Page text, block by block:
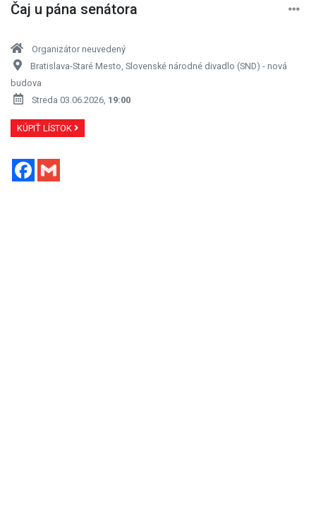
Čaj u pána senátora
Organizátor neuvedený
Bratislava-Staré Mesto, Slovenské národné divadlo (SND) - nová
budova
Streda 03.06.2026, 19:00
KÚPIŤ LÍSTOK
Facebook